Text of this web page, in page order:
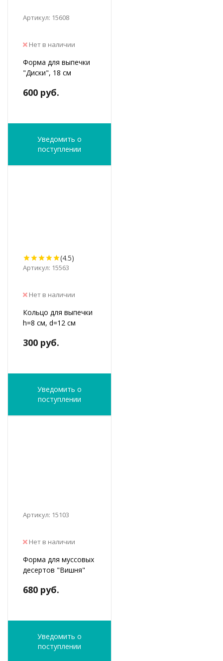
Артикул: 15608
Нет в наличии
Форма для выпечки
"Диски", 18 см
600 руб.
Уведомить о
поступлении
(4.5)
Артикул: 15563
Нет в наличии
Кольцо для выпечки
h=8 см, d=12 см
300 руб.
Уведомить о
поступлении
Артикул: 15103
Нет в наличии
Форма для муссовых
десертов "Вишня"
680 руб.
Уведомить о
поступлении